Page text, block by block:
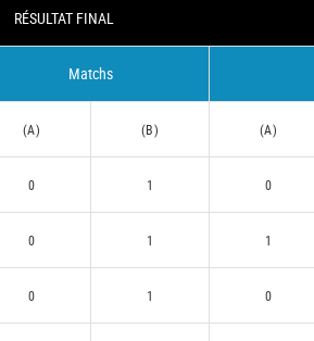
RÉSULTAT FINAL
Matchs
(A) (B) (A)
0 1 0
0 1 1
0 1 0